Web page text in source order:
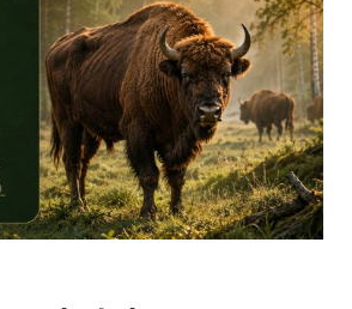
DRZEWA
NA
PNIU
DREWNA
SOSNOWEGO